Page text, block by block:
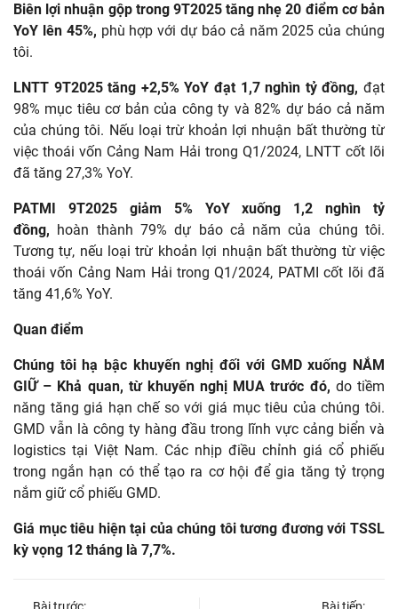
Biên lợi nhuận gộp trong 9T2025 tăng nhẹ 20 điểm cơ bản
YoY lên 45%, phù hợp với dự báo cả năm 2025 của chúng
tôi.
LNTT 9T2025 tăng +2,5% YoY đạt 1,7 nghìn tỷ đồng, đạt
98% mục tiêu cơ bản của công ty và 82% dự báo cả năm
của chúng tôi. Nếu loại trừ khoản lợi nhuận bất thường từ
việc thoái vốn Cảng Nam Hải trong Q1/2024, LNTT cốt lõi
đã tăng 27,3% YoY.
PATMI 9T2025 giảm 5% YoY xuống 1,2 nghìn tỷ
đồng, hoàn thành 79% dự báo cả năm của chúng tôi.
Tương tự, nếu loại trừ khoản lợi nhuận bất thường từ việc
thoái vốn Cảng Nam Hải trong Q1/2024, PATMI cốt lõi đã
tăng 41,6% YoY.
Quan điểm
Chúng tôi hạ bậc khuyến nghị đối với GMD xuống NẮM
GIỮ – Khả quan, từ khuyến nghị MUA trước đó, do tiềm
năng tăng giá hạn chế so với giá mục tiêu của chúng tôi.
GMD vẫn là công ty hàng đầu trong lĩnh vực cảng biển và
logistics tại Việt Nam. Các nhịp điều chỉnh giá cổ phiếu
trong ngắn hạn có thể tạo ra cơ hội để gia tăng tỷ trọng
nắm giữ cổ phiếu GMD.
Giá mục tiêu hiện tại của chúng tôi tương đương với TSSL
kỳ vọng 12 tháng là 7,7%.